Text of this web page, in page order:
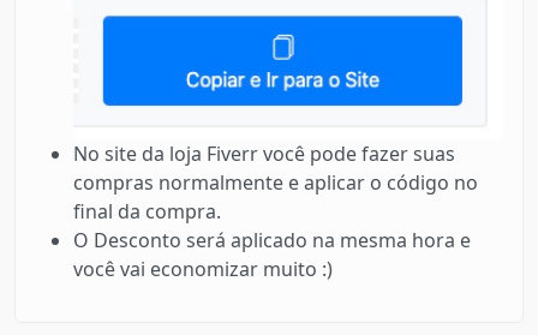
No site da loja Fiverr você pode fazer suas
compras normalmente e aplicar o código no
final da compra.
O Desconto será aplicado na mesma hora e
você vai economizar muito :)